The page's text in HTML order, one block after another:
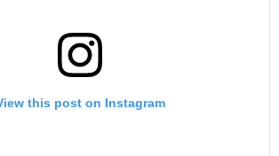
this post on Instagram